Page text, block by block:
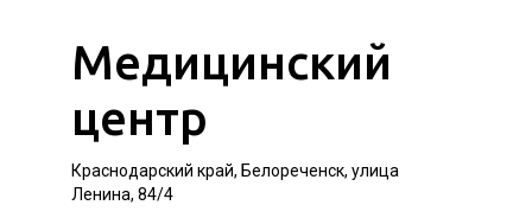
Медицинский
центр
Краснодарский край, Белореченск, улица
Ленина, 84/4